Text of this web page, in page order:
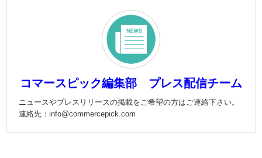
コマースピック編集部 プレス配信チーム
ニュースやプレスリリースの掲載をご希望の方はご連絡下さい。
連絡先：info@commercepick.com